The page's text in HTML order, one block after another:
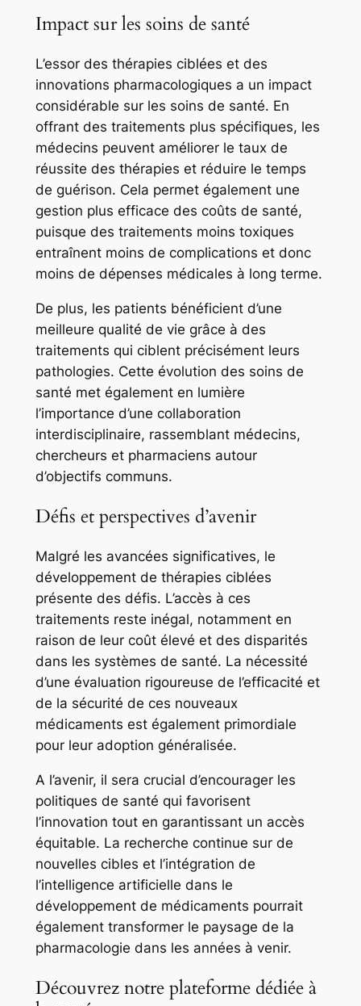
Impact sur les soins de santé
L’essor des thérapies ciblées et des
innovations pharmacologiques a un impact
considérable sur les soins de santé. En
offrant des traitements plus spécifiques, les
médecins peuvent améliorer le taux de
réussite des thérapies et réduire le temps
de guérison. Cela permet également une
gestion plus efficace des coûts de santé,
puisque des traitements moins toxiques
entraînent moins de complications et donc
moins de dépenses médicales à long terme.
De plus, les patients bénéficient d’une
meilleure qualité de vie grâce à des
traitements qui ciblent précisément leurs
pathologies. Cette évolution des soins de
santé met également en lumière
l’importance d’une collaboration
interdisciplinaire, rassemblant médecins,
chercheurs et pharmaciens autour
d’objectifs communs.
Défis et perspectives d’avenir
Malgré les avancées significatives, le
développement de thérapies ciblées
présente des défis. L’accès à ces
traitements reste inégal, notamment en
raison de leur coût élevé et des disparités
dans les systèmes de santé. La nécessité
d’une évaluation rigoureuse de l’efficacité et
de la sécurité de ces nouveaux
médicaments est également primordiale
pour leur adoption généralisée.
A l’avenir, il sera crucial d’encourager les
politiques de santé qui favorisent
l’innovation tout en garantissant un accès
équitable. La recherche continue sur de
nouvelles cibles et l’intégration de
l’intelligence artificielle dans le
développement de médicaments pourrait
également transformer le paysage de la
pharmacologie dans les années à venir.
Découvrez notre plateforme dédiée à